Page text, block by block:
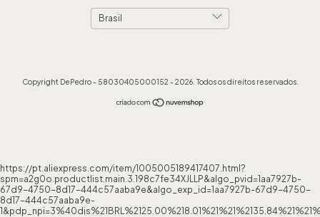
Copyright DePedro - 58030405000152 - 2026. Todos os direitos reservados.
https://pt.aliexpress.com/item/1005005189417407.html?
spm=a2g0o.productlist.main.3.198c7fe34XJLLP&algo_pvid=1aa7927b-
67d9-4750-8d17-444c57aaba9e&algo_exp_id=1aa7927b-67d9-4750-
8d17-444c57aaba9e-